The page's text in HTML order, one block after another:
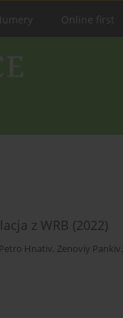
Online first
z WRB (2022)
Petro Hnativ, Zenoviy Pankiv,